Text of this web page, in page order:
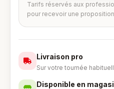
Tarifs réservés aux
pour recevoir une
Livraison pro
Sur votre tournée
Disponible en